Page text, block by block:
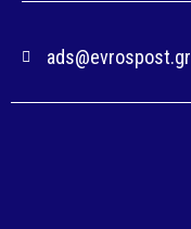
ads@evrospost.gr